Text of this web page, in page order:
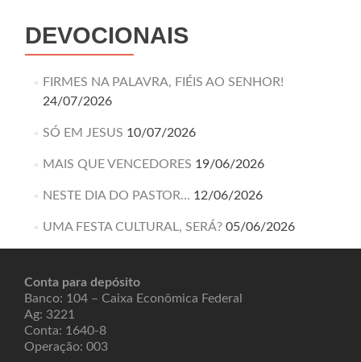
DEVOCIONAIS
FIRMES NA PALAVRA, FIÉIS AO SENHOR!
24/07/2026
SÓ EM JESUS 10/07/2026
MAIS QUE VENCEDORES 19/06/2026
NESTE DIA DO PASTOR… 12/06/2026
UMA FESTA CULTURAL, SERÁ? 05/06/2026
Conta para depósito
Banco: 104 – Caixa Econômica Federal
Ag: 3221
Conta: 1640-8
Operação: 003